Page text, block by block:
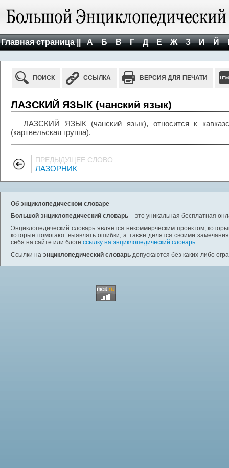
Главная страница || А Б В Г Д Е Ж З И Й
ПОИСК ССЫЛКА ВЕРСИЯ ДЛЯ ПЕЧАТИ
ЛАЗСКИЙ ЯЗЫК (чанский язык)
ЛАЗСКИЙ ЯЗЫК (чанский язык), относится к
(картвельская группа).
ПРЕДЫДУЩЕЕ СЛОВО
ЛАЗОРНИК
Об энциклопедическом словаре
Большой энциклопедический словарь – это уникальная бесплатная
Энциклопедический словарь является некоммерческим проектом,
которые помогают выявлять ошибки, а также делятся своими
себя на сайте или блоге ссылку на энциклопедический словарь.
Ссылки на энциклопедический словарь допускаются без каких-либо